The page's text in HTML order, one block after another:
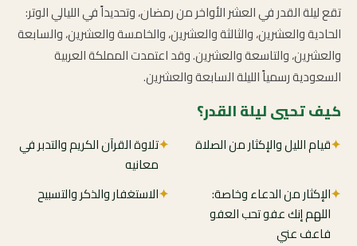
تقع ليلة القدر في العشر الأواخر من رمضان، وتحديداً في الليالي الوتر:
الحادية والعشرين، والثالثة والعشرين، والخامسة والعشرين، والسابعة
والعشرين، والتاسعة والعشرين. وقد اعتمدت المملكة العربية
السعودية رسمياً الليلة السابعة والعشرين.
كيف تحيي ليلة القدر؟
✦قيام الليل والإكثار من الصلاة ✦تلاوة القرآن الكريم والتدبر في
معانيه
✦الإكثار من الدعاء وخاصة:
اللهم إنك عفو تحب العفو
فاعف عني
✦الاستغفار والذكر والتسبيح